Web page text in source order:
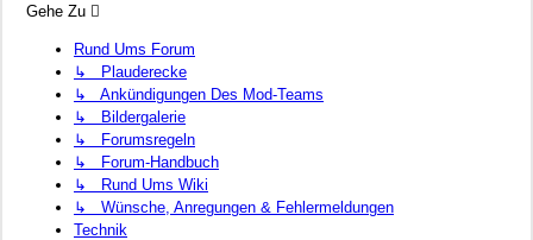
Gehe Zu
Rund Ums Forum
↳ Plauderecke
↳ Ankündigungen Des Mod-Teams
↳ Bildergalerie
↳ Forumsregeln
↳ Forum-Handbuch
↳ Rund Ums Wiki
↳ Wünsche, Anregungen & Fehlermeldungen
Technik